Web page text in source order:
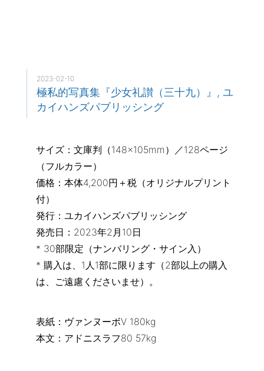
2023-02-10
極私的写真集『少女礼讃（三十九）』, ユ
カイハンズパブリッシング
サイズ：文庫判（148×105mm）／128ページ
（フルカラー）
価格：本体4,200円＋税（オリジナルプリント
付）
発行：ユカイハンズパブリッシング
発売日：2023年2月10日
* 30部限定（ナンバリング・サイン入）
* 購入は、1人1部に限ります（2部以上の購入
は、ご遠慮くださいませ）。
表紙：ヴァンヌーボV 180kg
本文：アドニスラフ80 57kg